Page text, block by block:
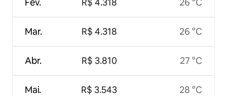
Mar.
Abr.
Mai.
R$ 4.318
R$ 3.810
R$ 3.543
26 °C
27 °C
28 °C